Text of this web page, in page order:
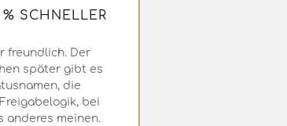
% SCHNELLER
freundlich. Der
später gibt es
die
bei
anderes meinen.